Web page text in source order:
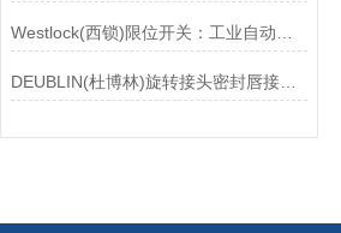
DEUBLIN(杜博林)旋转接头密封唇接觖宽度和负载